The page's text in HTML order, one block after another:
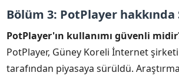
Bölüm 3: PotPlayer hakkında
PotPlayer'ın kullanımı güvenli
PotPlayer, Güney Koreli İnternet
tarafından piyasaya sürüldü.